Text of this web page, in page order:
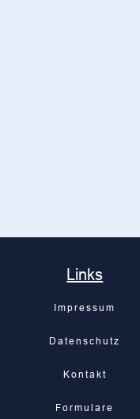
Links
Impressum
Datenschutz
Kontakt
Formulare